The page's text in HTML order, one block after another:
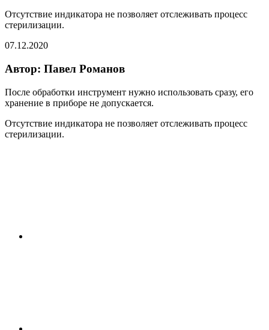
Отсутствие индикатора не позволяет отслеживать процесс
стерилизации.
07.12.2020
Автор: Павел Романов
После обработки инструмент нужно использовать сразу, его
хранение в приборе не допускается.
Отсутствие индикатора не позволяет отслеживать процесс
стерилизации.